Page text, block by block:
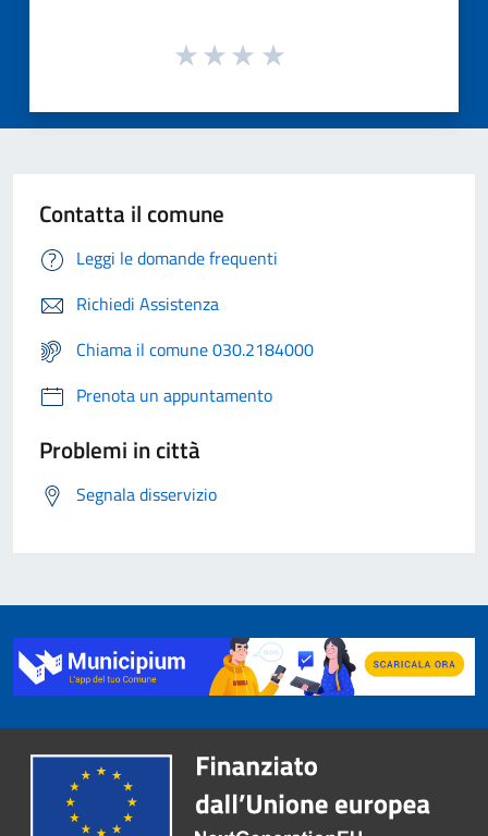
Contatta il comune
Leggi le domande frequenti
Richiedi Assistenza
Chiama il comune 030.2184000
Prenota un appuntamento
Problemi in città
Segnala disservizio